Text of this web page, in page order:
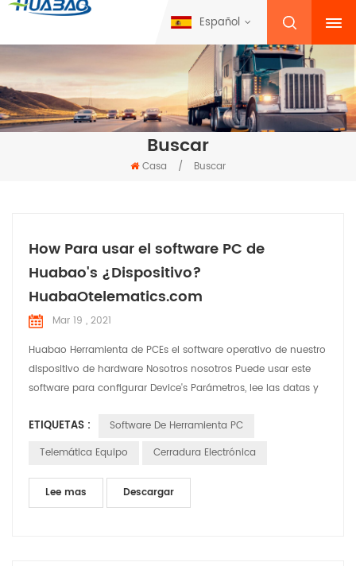
Español
Buscar
Casa / Buscar
How Para usar el software PC de
Huabao's ¿Dispositivo?
HuabaOtelematics.com
Mar 19 , 2021
Huabao Herramienta de PCEs el software operativo de nuestro
dispositivo de hardware Nosotros nosotros Puede usar este
software para configurar Device's Parámetros, lee las datas y
para breves introducir las funciones y el uso del software
ETIQUETAS :
Software De Herramienta PC
Telemática Equipo
Cerradura Electrónica
Lee mas Descargar